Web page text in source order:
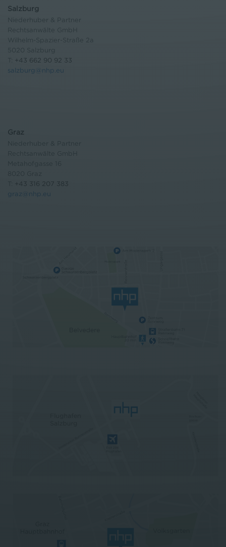
Salzburg
Niederhuber & Partner
Rechtsanwälte GmbH
Wilhelm-Spazier-Straße 2a
5020 Salzburg
+43 662 90 92 33
salzburg@nhp.eu
Graz
+43 316 207 383
graz@nhp.eu